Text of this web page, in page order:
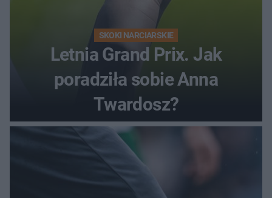
SKOKI NARCIARSKIE
Letnia Grand Prix. Jak
poradziła sobie Anna
Twardosz?